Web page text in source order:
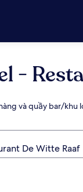
-
và quầy bar/khu